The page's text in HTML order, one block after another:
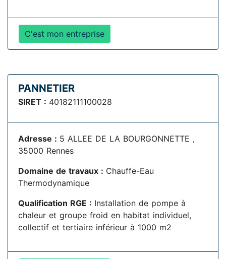
C'est mon entreprise
PANNETIER
SIRET : 40182111100028
Adresse : 5 ALLEE DE LA BOURGONNETTE ,
35000 Rennes
Domaine de travaux : Chauffe-Eau
Thermodynamique
Qualification RGE : Installation de pompe à
chaleur et groupe froid en habitat individuel,
collectif et tertiaire inférieur à 1000 m2